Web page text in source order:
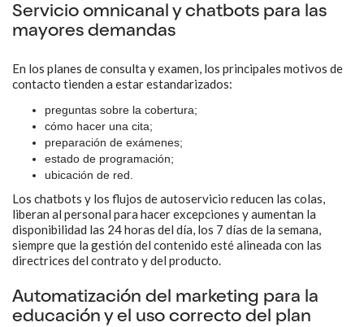
Servicio omnicanal y chatbots para las
mayores demandas
En los planes de consulta y examen, los principales motivos de
contacto tienden a estar estandarizados:
preguntas sobre la cobertura;
cómo hacer una cita;
preparación de exámenes;
estado de programación;
ubicación de red.
Los chatbots y los flujos de autoservicio reducen las colas,
liberan al personal para hacer excepciones y aumentan la
disponibilidad las 24 horas del día, los 7 días de la semana,
siempre que la gestión del contenido esté alineada con las
directrices del contrato y del producto.
Automatización del marketing para la
educación y el uso correcto del plan